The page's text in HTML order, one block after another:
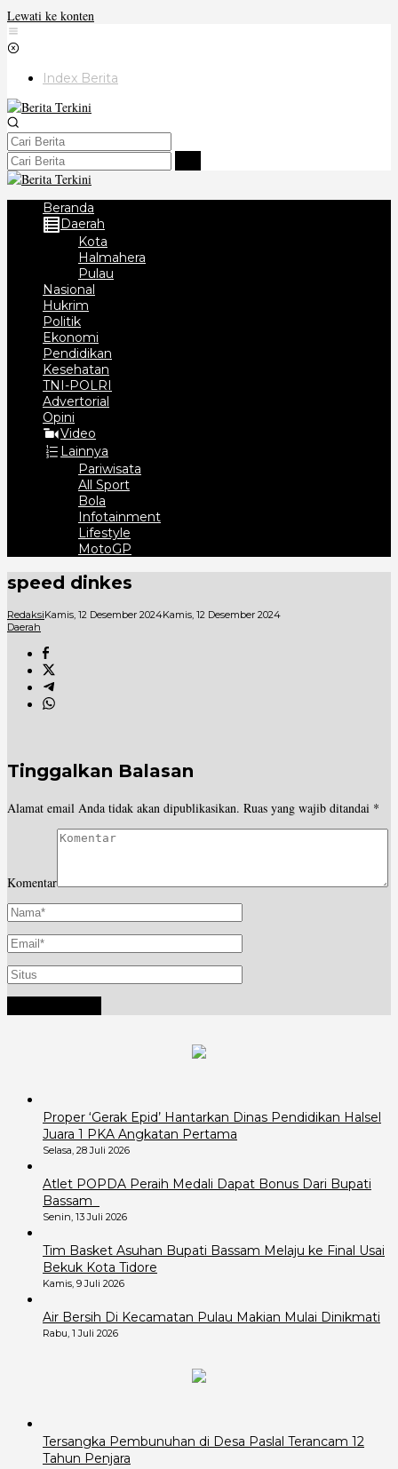
Lewati ke konten
Index Berita
Beranda
Daerah
Kota
Halmahera
Pulau
Nasional
Hukrim
Politik
Ekonomi
Pendidikan
Kesehatan
TNI-POLRI
Advertorial
Opini
Video
Lainnya
Pariwisata
All Sport
Bola
Infotainment
Lifestyle
MotoGP
speed dinkes
RedaksiKamis, 12 Desember 2024Kamis, 12 Desember 2024
Daerah
Tinggalkan Balasan
Alamat email Anda tidak akan dipublikasikan. Ruas yang wajib ditandai *
Komentar
Proper ‘Gerak Epid’ Hantarkan Dinas Pendidikan Halsel
Juara 1 PKA Angkatan Pertama
Selasa, 28 Juli 2026
Atlet POPDA Peraih Medali Dapat Bonus Dari Bupati
Bassam
Senin, 13 Juli 2026
Tim Basket Asuhan Bupati Bassam Melaju ke Final Usai
Bekuk Kota Tidore
Kamis, 9 Juli 2026
Air Bersih Di Kecamatan Pulau Makian Mulai Dinikmati
Rabu, 1 Juli 2026
Tersangka Pembunuhan di Desa Paslal Terancam 12
Tahun Penjara